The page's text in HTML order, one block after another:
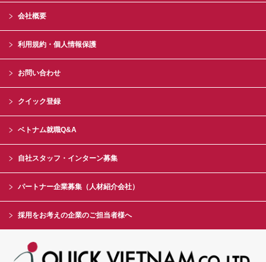
会社概要
利用規約・個人情報保護
お問い合わせ
クイック登録
ベトナム就職Q&A
自社スタッフ・インターン募集
パートナー企業募集（人材紹介会社）
採用をお考えの企業のご担当者様へ